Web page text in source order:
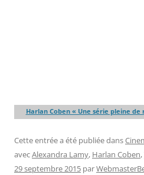
Harlan Coben « Une série pleine de
Cette entrée a été publiée dans
avecAlexandra Lamy, Harlan Coben,
29 septembre 2015 par